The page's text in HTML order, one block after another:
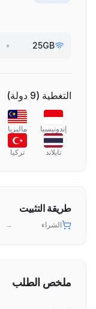
25GB
•
التغطية (
9 دولة)
إندونيسيا ماليزيا
تايلاند تركيا
طريقة التثبيت
الشراء →
ملخص الطلب